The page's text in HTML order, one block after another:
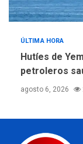
ÚLTIMA HORA
Hutíes de
petroleros
agosto 6, 2026